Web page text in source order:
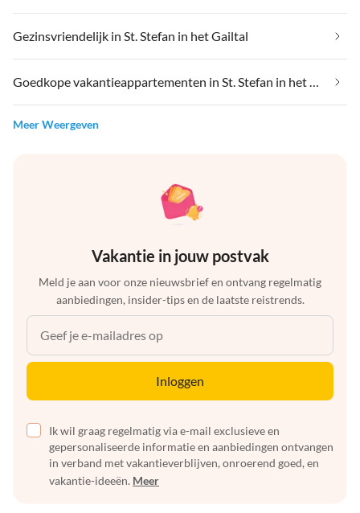
Gezinsvriendelijk in St. Stefan in het Gailtal
Goedkope vakantieappartementen in St. Stefan in het Gailtal
Meer Weergeven
Vakantie in jouw postvak
Meld je aan voor onze nieuwsbrief en ontvang regelmatig
aanbiedingen, insider-tips en de laatste reistrends.
Inloggen
Ik wil graag regelmatig via e-mail exclusieve en
gepersonaliseerde informatie en aanbiedingen ontvangen
in verband met vakantieverblijven, onroerend goed, en
vakantie-ideeën. Meer